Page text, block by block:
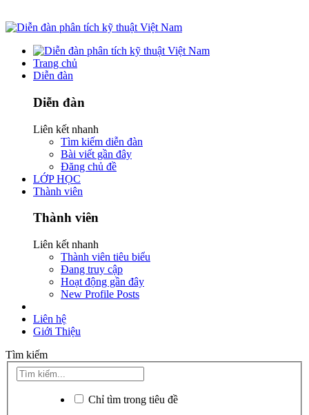
Trang chủ
Diễn đàn
Diễn đàn
Liên kết nhanh
Tìm kiếm diễn đàn
Bài viết gần đây
Đăng chủ đề
LỚP HỌC
Thành viên
Thành viên
Liên kết nhanh
Thành viên tiêu biểu
Đang truy cập
Hoạt động gần đây
New Profile Posts
Liên hệ
Giới Thiệu
Tìm kiếm
Chỉ tìm trong tiêu đề